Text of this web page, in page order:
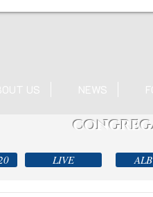
US NEWS
LIVE